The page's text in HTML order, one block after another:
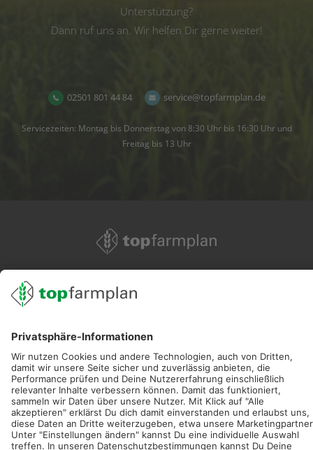
Unterstützung?
Dann ruf uns an. Wir helfen Dir gerne weiter!
02501 801 44 84 service@topfarmplan.de
Servicezeiten: Montag bis Donnerstag von 8:30 Uhr bis 16:30 Uhr und
Freitag bis 13 Uhr
service@topfarmplan.de
Neue Features, spannende Tipps und hilfreiche Anleitungen!